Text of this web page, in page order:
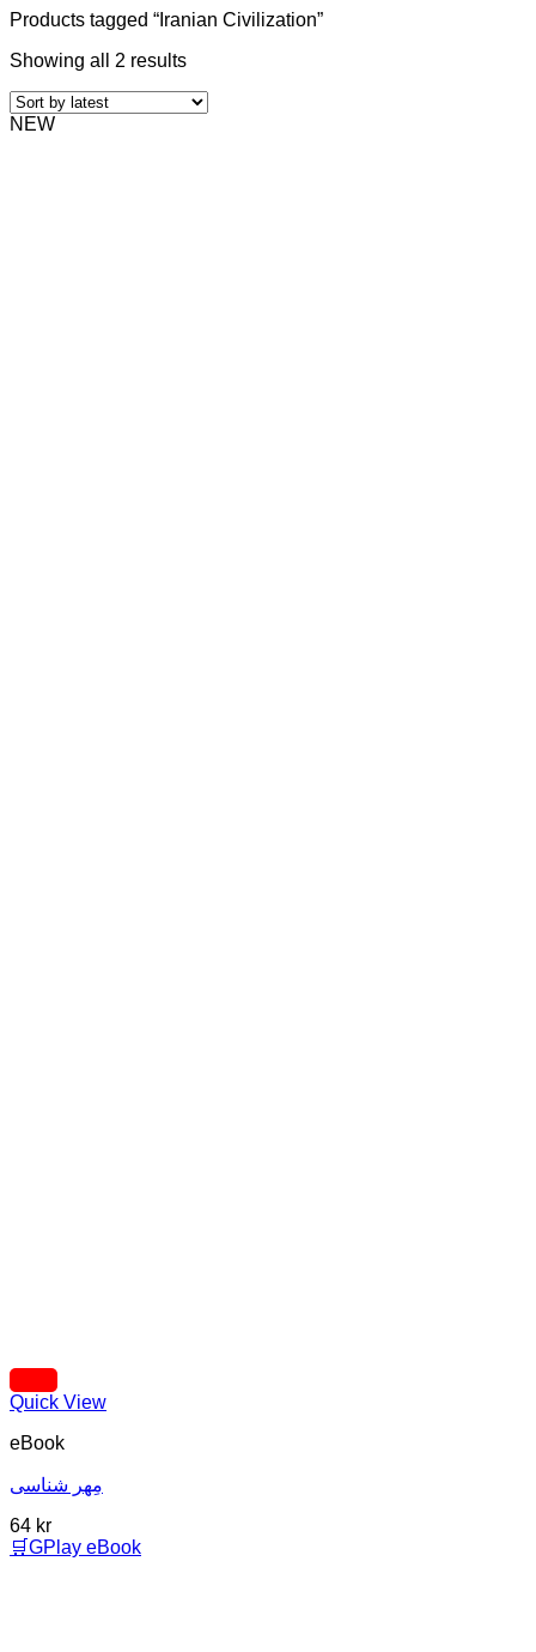
Products tagged “Iranian Civilization”
Showing all 2 results
NEW
Quick View
eBook
مِهر شناسی
64 kr
🛒GPlay eBook